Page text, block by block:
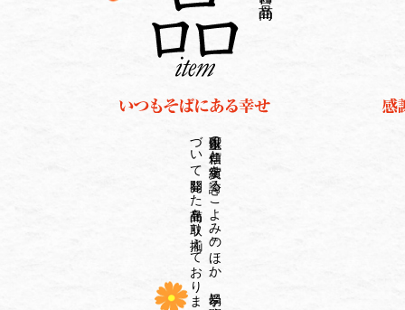
百年以上の
信頼と
実績を
誇る
『こ
よ
み
』の
ほ
か
、
易学に
関す
る
専門書、
九星に
基
づ
い
て
開発し
た
商品を
取り
揃え
て
お
り
ま
す
。